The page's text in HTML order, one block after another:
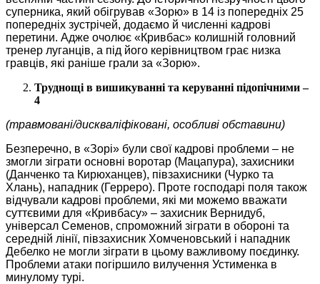
суперника, який обігрував «Зорю» в 14 із попередніх 25
попередніх зустрічей, додаємо й численні кадрові
перетини. Адже очолює «Кривбас» колишній головний
тренер луганців, а під його керівництвом грає низка
гравців, які раніше грали за «Зорю».
Труднощі в вишикуванні та керуванні підопічними –
4
(травмовані/дискваліфіковані, особливі обставини)
Безперечно, в «Зорі» були свої кадрові проблеми ‒ не
змогли зіграти основні воротар (Мацапура), захисники
(Данченко та Кирюханцев), півзахисники (Чурко та
Хлань), нападник (Герреро). Проте господарі поля також
відчували кадрові проблеми, які ми можемо вважати
суттєвими для «Кривбасу» ‒ захисник Вернидуб,
універсал Семенов, спроможний зіграти в обороні та
середній лінії, півзахисник Хомченовський і нападник
Дебелко не могли зіграти в цьому важливому поєдинку.
Проблеми атаки погіршило вилучення Устименка в
минулому турі.